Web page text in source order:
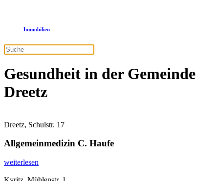
Immobilien
Gesundheit in der Gemeinde
Dreetz
Dreetz, Schulstr. 17
Allgemeinmedizin C. Haufe
weiterlesen